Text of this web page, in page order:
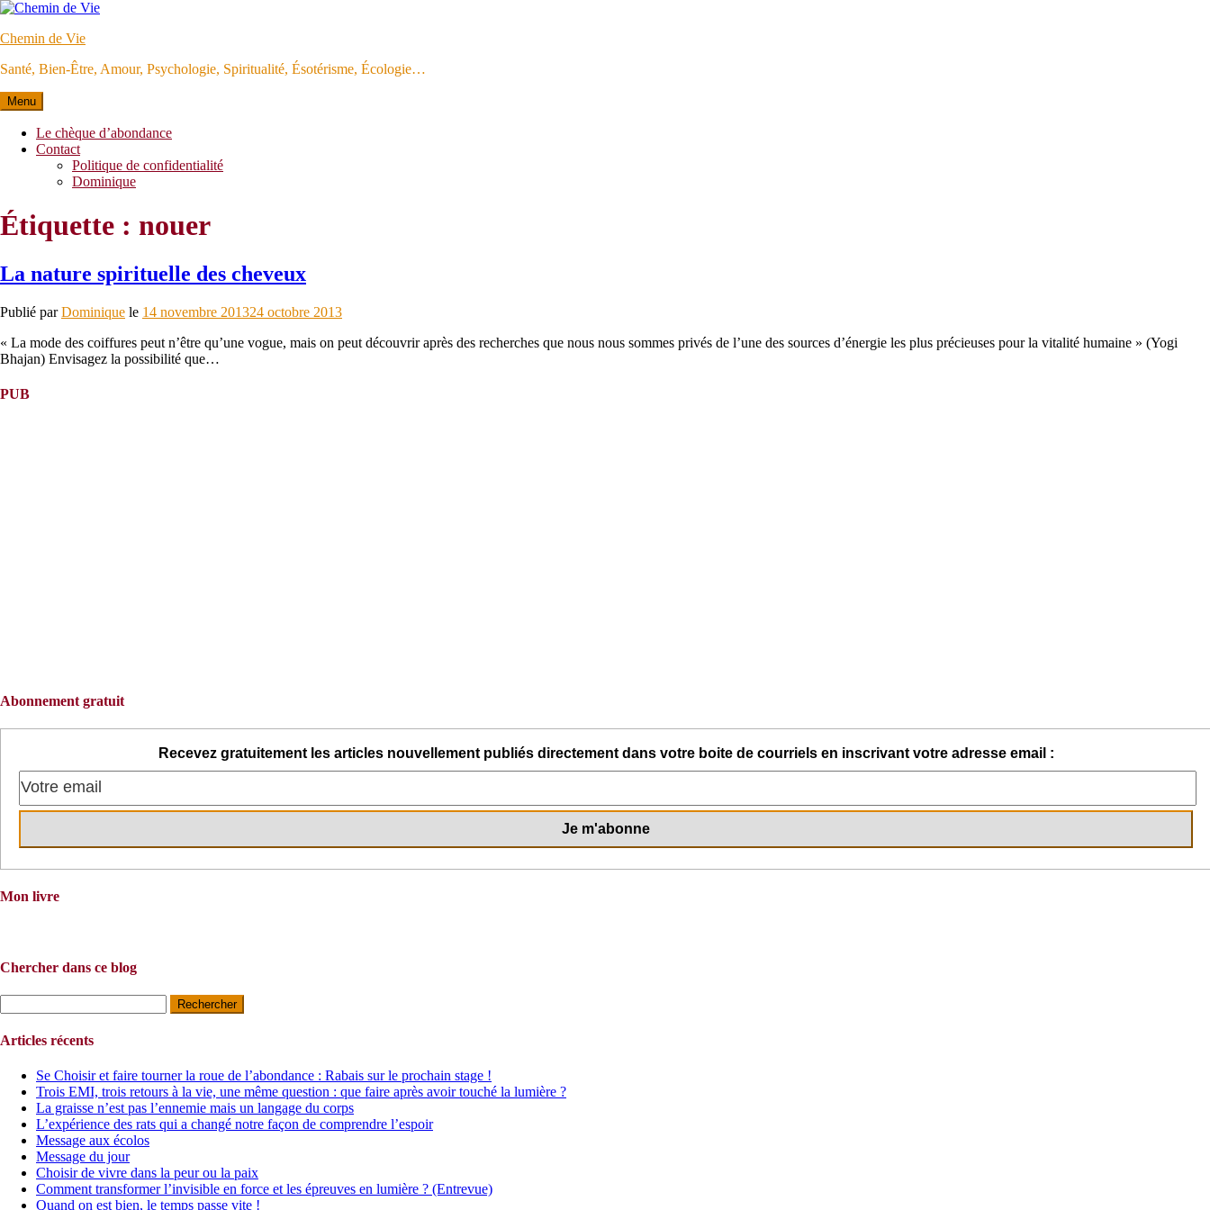
Aller
contenu
Chemin de Vie
Santé, Bien-Être, Amour, Psychologie, Spiritualité, Ésotérisme, Écologie…
Menu
Le chèque d’abondance
Contact
Politique de confidentialité
Dominique
Étiquette : nouer
La nature spirituelle des cheveux
Publié parDominique le 14 novembre 201324 octobre 2013
« La mode des coiffures peut n’être qu’une vogue, mais on peut découvrir après des recherches que nous nous sommes privés de l’une des sources d’énergie les plus précieuses pour la vitalité humaine » (Yogi
Bhajan) Envisagez la possibilité que…
PUB
Abonnement gratuit
Recevez gratuitement les articles nouvellement publiés directement dans votre boite de courriels en inscrivant votre adresse email :
Mon livre
Chercher dans ce blog
Articles récents
Se Choisir et faire tourner la roue de l’abondance : Rabais sur le prochain stage !
Trois EMI, trois retours à la vie, une même question : que faire après avoir touché la lumière ?
La graisse n’est pas l’ennemie mais un langage du corps
L’expérience des rats qui a changé notre façon de comprendre l’espoir
Message aux écolos
Message du jour
Choisir de vivre dans la peur ou la paix
Comment transformer l’invisible en force et les épreuves en lumière ? (Entrevue)
Quand on est bien, le temps passe vite !